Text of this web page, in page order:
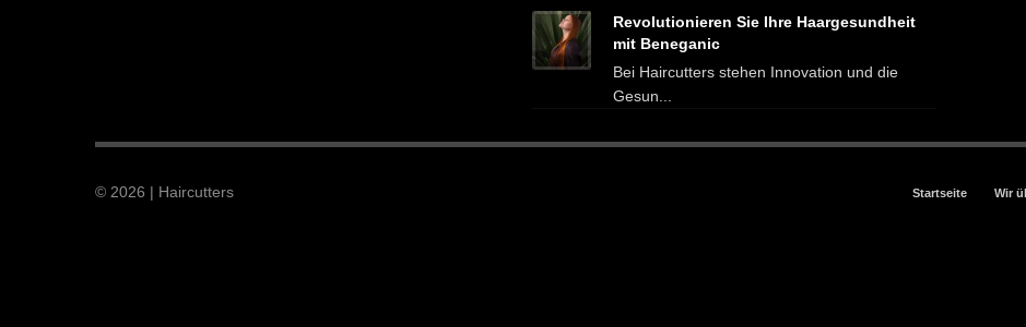
Revolutionieren Sie Ihre Haargesundheit
mit Beneganic
Bei Haircutters stehen Innovation und die
Gesun...
Startseite Wir
© 2026 | Haircutters